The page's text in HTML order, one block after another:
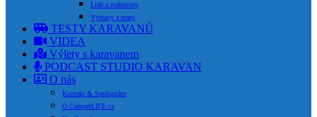
Lidé a rozhovory
Výstavy a srazy
TESTY KARAVANŮ
VIDEA
Výlety s karavanem
PODCAST STUDIO KARAVAN
O nás
Kontakt & Spolupráce
O CamperLIFE.cz